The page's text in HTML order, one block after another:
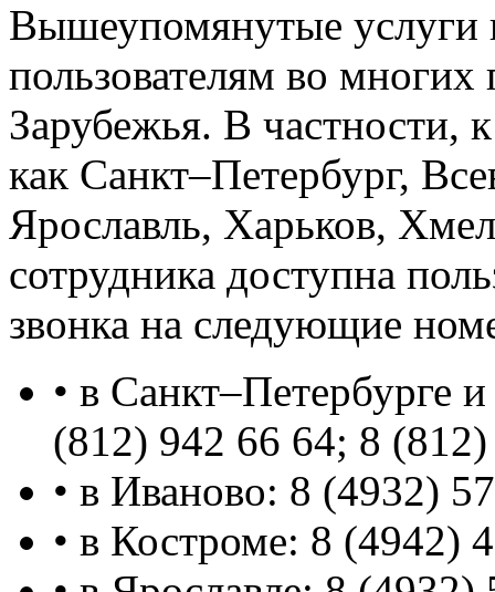
Вышеупомянутые услуги
пользователям во
Зарубежья. В частности,
как Санкт–Петербург,
Ярославль, Харьков,
сотрудника доступна
звонка на следующие
• в Санкт–Петербурге
(812) 942 66 64; 8
• в Иваново: 8 (4932)
• в Костроме: 8 (4942)